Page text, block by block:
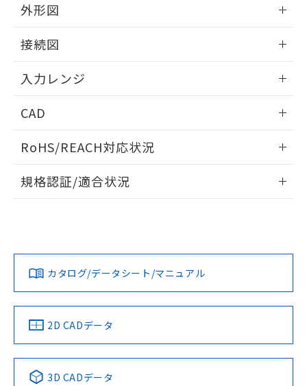
外形図
接続図
入力レンジ
CAD
ドすることができます。
ログイン/会員登録
ダウンロードデータをご利用いただく前に、以下を必ずお読
みください。
ソフトウェアの使用条件
RoHS/REACH対応状況
EU RoHS 注意事項・凡例
対応済み
中国 RoHS 注意事項・凡例
規格認証/適合状況
LR型式承認
（イギリス
船舶規格）
DNV型式承認
（ノルウェー
BV型式承認
（フランス
KR型式
（韓国
Yes No No No
カタログ/データシート/マニュアル
2D CADデータ
3D CADデータ